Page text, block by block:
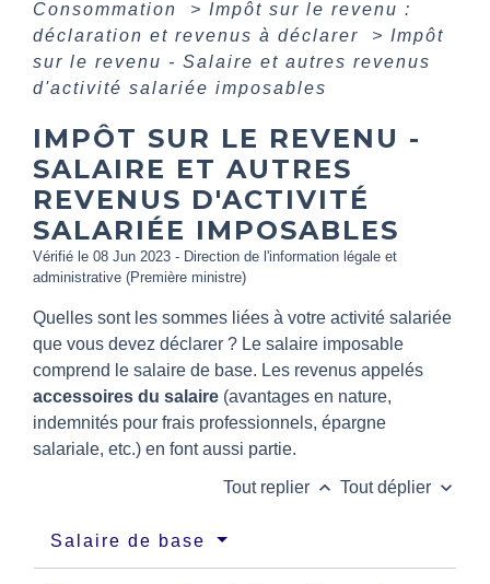
Consommation
> Impôt sur le revenu :
déclaration et revenus à déclarer
> Impôt
sur le revenu - Salaire et autres revenus
d'activité salariée imposables
IMPÔT SUR LE REVENU -
SALAIRE ET AUTRES
REVENUS D'ACTIVITÉ
SALARIÉE IMPOSABLES
Vérifié le 08 Jun 2023 - Direction de l'information légale et
administrative (Première ministre)
Quelles sont les sommes liées à votre activité salariée
que vous devez déclarer ? Le salaire imposable
comprend le salaire de base. Les revenus appelés
accessoires du salaire (avantages en nature,
indemnités pour frais professionnels, épargne
salariale, etc.) en font aussi partie.
Tout replier keyboard_arrow_up Tout déplier keyboard_arrow_down
Salaire de base